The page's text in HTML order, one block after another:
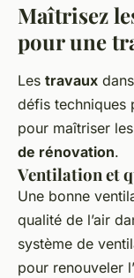
Maîtrisez
pour une
Les travaux
défis techniques
pour maîtriser
de rénovation.
Ventilation et
Une bonne
qualité de l’air
système de
pour renouveler